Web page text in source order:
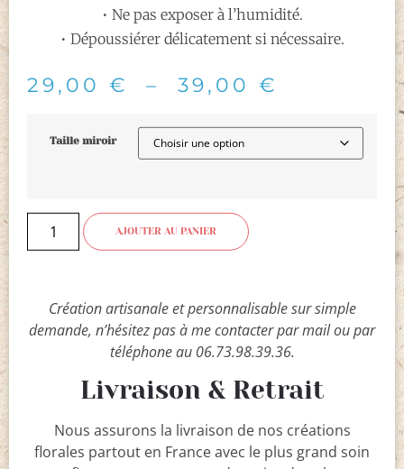
• Ne pas exposer à l’humidité.
• Dépoussiérer délicatement si nécessaire.
29,00 € – 39,00 €
Taille miroir
AJOUTER AU PANIER
Création artisanale et personnalisable sur simple
demande, n’hésitez pas à me contacter par mail ou par
téléphone au 06.73.98.39.36.
Livraison & Retrait
Nous assurons la livraison de nos créations
florales partout en France avec le plus grand soin